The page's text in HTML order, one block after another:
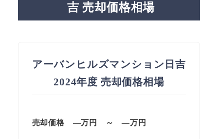
吉 売却価格相場
アーバンヒルズマンション日吉
2024年度 売却価格相場
売却価格 —万円 ～ —万円